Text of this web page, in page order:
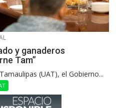
y ganaderos
Tam”
(UAT), el Gobierno...